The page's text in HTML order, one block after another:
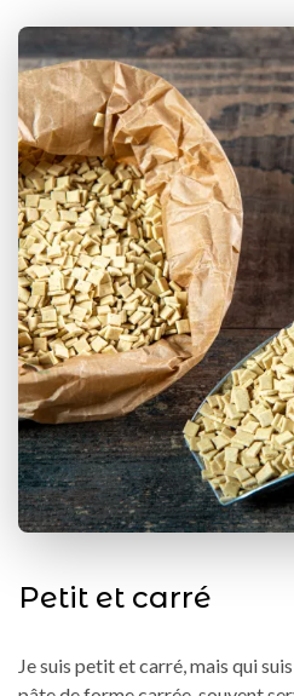
Petit et carré
Je suis petit et carré, mais qui